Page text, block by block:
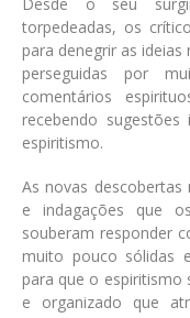
Desde o seu
torpedeadas, os
para denegrir as
perseguidas por
comentários
recebendo
espiritismo.
As novas
e indagações que
souberam responder
muito pouco sólidas
para que o
e organizado que